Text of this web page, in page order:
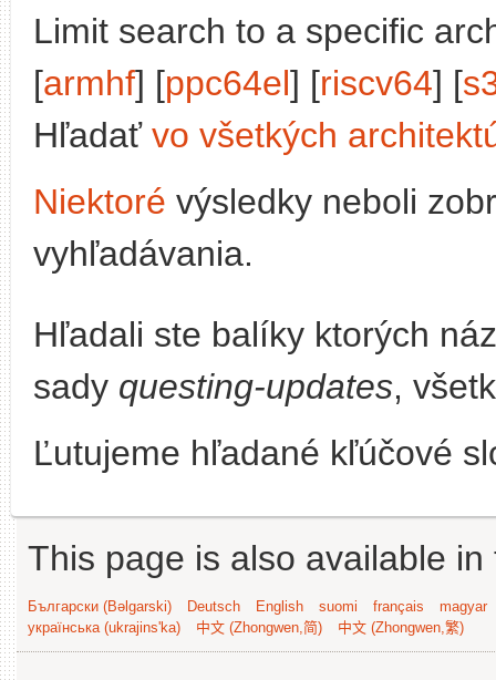
Limit search to a specific
[armhf] [ppc64el] [riscv64] [
Hľadať vo všetkých
Niektoré výsledky neboli
vyhľadávania.
Hľadali ste balíky ktorých
sady questing-updates,
Ľutujeme hľadané kľúčové
This page is also available
Български (Bəlgarski) Deutsch English suomi français
magyar
українська (ukrajins'ka)
中文 (Zhongwen,简) 中文 (Zhongwen,繁)